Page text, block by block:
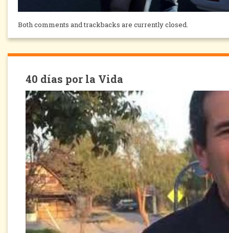
Both comments and trackbacks are currently closed.
40 días por la Vida